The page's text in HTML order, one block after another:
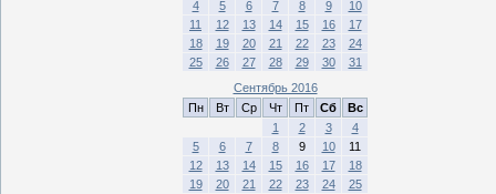
4
5 6 7 8 9
10
11
12 13 14 15 16
17
18
19 20 21 22 23
24
25
26 27 28 29 30
31
Сентябрь 2016
Пн
Вт Ср Чт Пт Сб
Вс
1
2 3
4
5
6 7 8 9 10
11
12
13 14 15 16 17
18
19
20 21 22 23 24
25